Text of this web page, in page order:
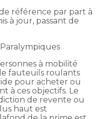
référence par part à
à jour, passant de
à mobilité
fauteuils roulants
pour acheter ou
à ces objectifs. Le
de revente ou
haut est